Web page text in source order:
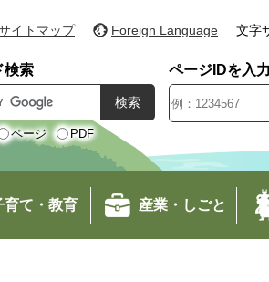
イトマップ Foreign Language 文字
検索
ページ PDF
ページIDを入力
育て・教育 産業・しごと